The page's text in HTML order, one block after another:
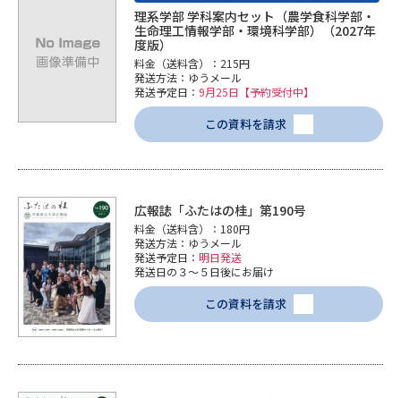
テレメール進学カタログ
訂正のご案内
理系学部 学科案内セット（農学食科学部・
生命理工情報学部・環境科学部）（2027年
度版）
料金（送料含）：215円
発送方法：ゆうメール
発送予定日： 9月25日【予約受付中】
この資料を請求
広報誌「ふたはの桂」第190号
料金（送料含）：180円
発送方法：ゆうメール
発送予定日： 明日発送
発送日の３～５日後にお届け
この資料を請求